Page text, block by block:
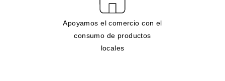
Apoyamos el comercio con el
consumo de productos
locales